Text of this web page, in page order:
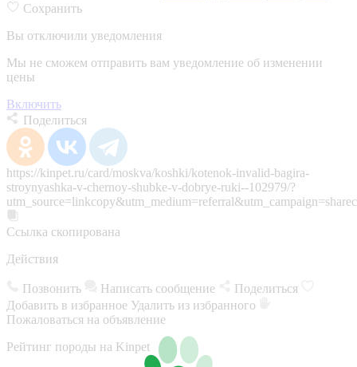
Сохранить
Вы отключили уведомления
Мы не сможем отправить вам уведомление об изменении
цены
Включить
Поделиться
https://kinpet.ru/card/moskva/koshki/kotenok-invalid-bagira-
stroynyashka-v-chernoy-shubke-v-dobrye-ruki--102979/?
Ссылка скопирована
Действия
Позвонить Написать сообщение
Поделиться
Добавить в избранное Удалить из избранного
Пожаловаться на объявление
Рейтинг породы на Kinpet